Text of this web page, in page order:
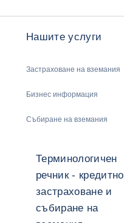
Нашите услуги
Застраховане на вземания
Бизнес информация
Събиране на вземания
Терминологичен
речник - кредитно
застраховане и
събиране на